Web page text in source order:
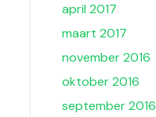
april 2017
maart 2017
november 2016
oktober 2016
september 2016